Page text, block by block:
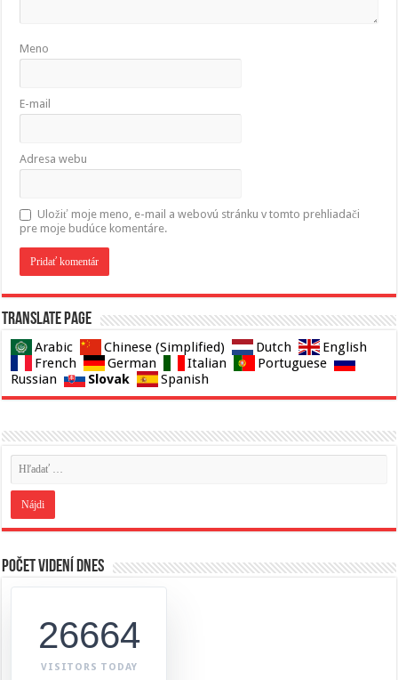
Meno
E-mail
Adresa webu
Uložiť moje meno, e-mail a webovú stránku v tomto prehliadači
pre moje budúce komentáre.
Translate page
Arabic Chinese (Simplified) Dutch
English
French
German Italian
Portuguese
Russian
Slovak Spanish
Počet videní dnes
26664
VISITORS TODAY